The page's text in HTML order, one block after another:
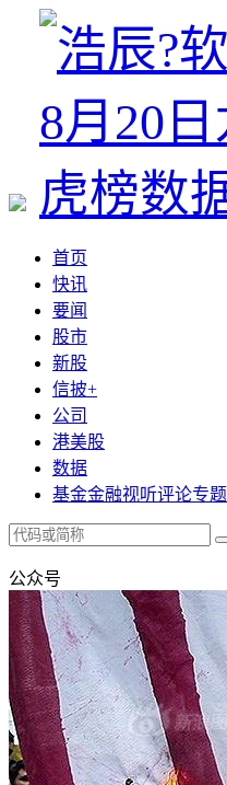
首页
快讯
要闻
股市
新股
信披+
公司
港美股
数据
基金金融视听评论专题
公众号